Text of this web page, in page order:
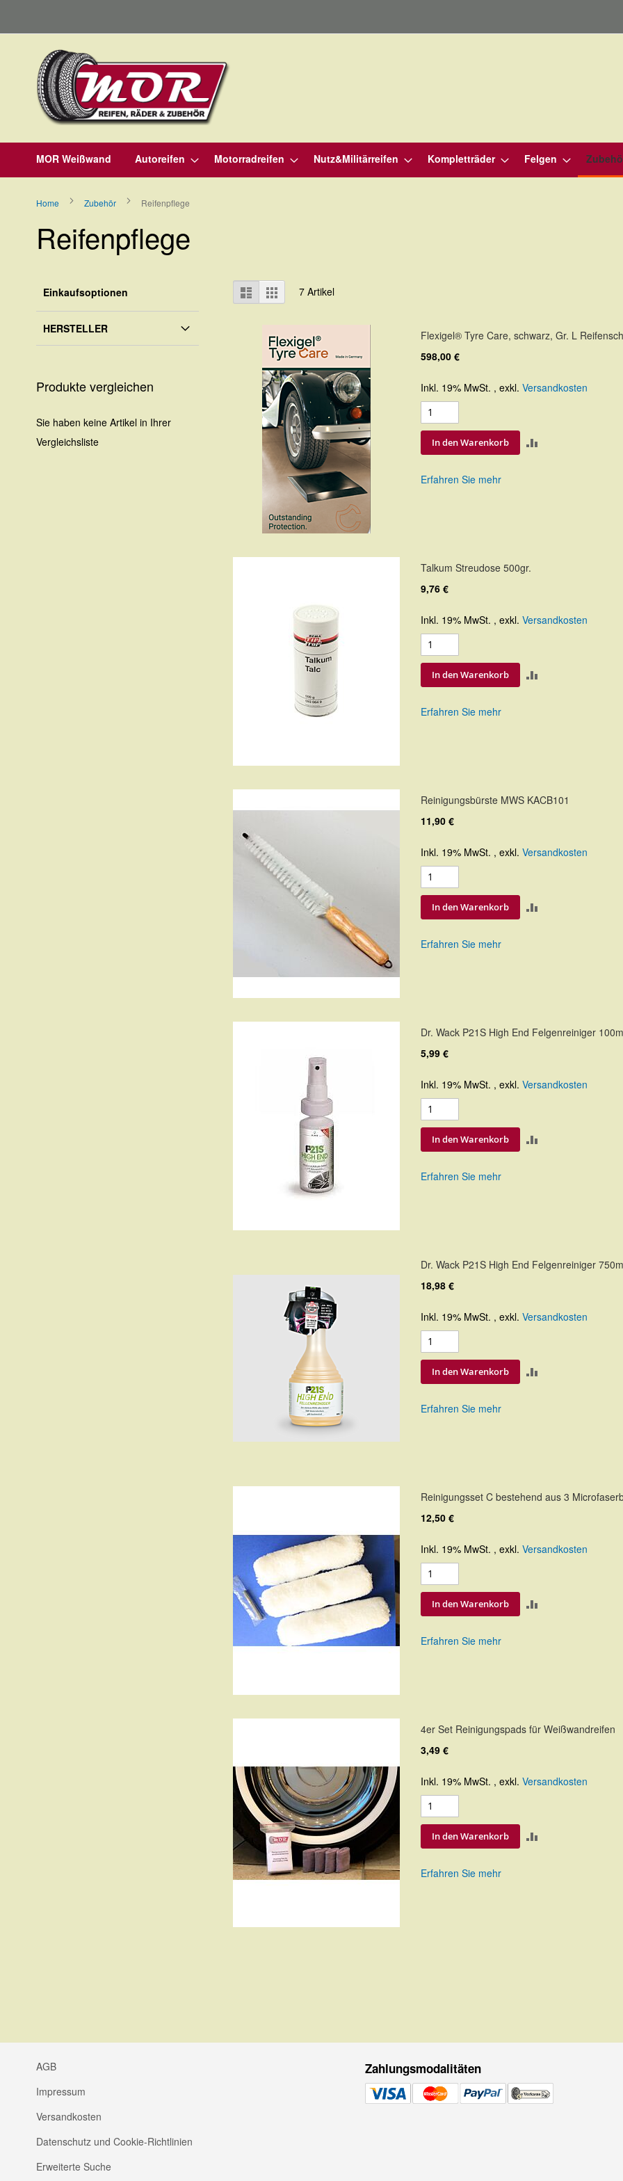
zum
Inhalt
MOR Weißwand Autoreifen Motorradreifen Nutz&Militärreifen Kompletträder Felgen
Home Zubehör Reifenpflege
Reifenpflege
Ansicht
Liste Raster
7 Artikel
Flexigel® Tyre Care, schwarz, Gr. L
598,00 €
Inkl. 19% MwSt. ,exkl.Versandkosten
In den Warenkorb
Erfahren Sie mehr
Talkum Streudose 500gr.
9,76 €
Inkl. 19% MwSt. ,exkl.Versandkosten
In den Warenkorb
Erfahren Sie mehr
Reinigungsbürste MWS KACB101
11,90 €
Inkl. 19% MwSt. ,exkl.Versandkosten
In den Warenkorb
Erfahren Sie mehr
Dr. Wack P21S High End Felgenreiniger
5,99 €
Inkl. 19% MwSt. ,exkl.Versandkosten
In den Warenkorb
Erfahren Sie mehr
Dr. Wack P21S High End Felgenreiniger
18,98 €
Inkl. 19% MwSt. ,exkl.Versandkosten
In den Warenkorb
Erfahren Sie mehr
Reinigungsset C bestehend aus 3
12,50 €
Inkl. 19% MwSt. ,exkl.Versandkosten
In den Warenkorb
Erfahren Sie mehr
4er Set Reinigungspads für Weißwandreifen
3,49 €
Inkl. 19% MwSt. ,exkl.Versandkosten
In den Warenkorb
Erfahren Sie mehr
Einkaufsoptionen
HERSTELLER
Produkte vergleichen
Sie haben keine Artikel in Ihrer
Vergleichsliste
Zahlungsmodalitäten
AGB
Impressum
Versandkosten
Datenschutz und Cookie-Richtlinien
Erweiterte Suche